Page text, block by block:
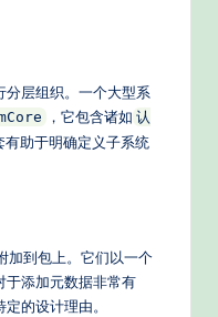
分层组织。一个大型系
，它包含诸如 认
有助于明确定义子系统
加到包上。它们以一个
于添加元数据非常有
的设计理由。